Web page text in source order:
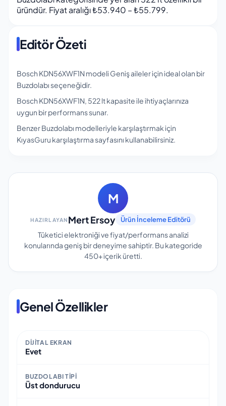
üründür. Fiyat aralığı ₺53.940 – ₺55.799.
Editör Özeti
Bosch KDN56XWF1N modeli Geniş aileler için ideal olan bir
Buzdolabı seçeneğidir.
Bosch KDN56XWF1N, 522 lt kapasite ile ihtiyaçlarınıza
uygun bir performans sunar.
Benzer Buzdolabı modelleriyle karşılaştırmak için
KıyasGuru karşılaştırma sayfasını kullanabilirsiniz.
M
HAZIRLAYAN Mert Ersoy Ürün İnceleme Editörü
Tüketici elektroniği ve fiyat/performans analizi
konularında geniş bir deneyime sahiptir. Bu kategoride
450+içerik üretti.
Genel Özellikler
DIJITAL EKRAN
Evet
BUZDOLABI TIPI
Üst dondurucu